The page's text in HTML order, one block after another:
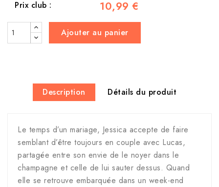
Prix club :
10,99 €
Ajouter au panier
Description Détails du produit
Le temps d’un mariage, Jessica accepte de faire
semblant d’être toujours en couple avec Lucas,
partagée entre son envie de le noyer dans le
champagne et celle de lui sauter dessus. Quand
elle se retrouve embarquée dans un week-end